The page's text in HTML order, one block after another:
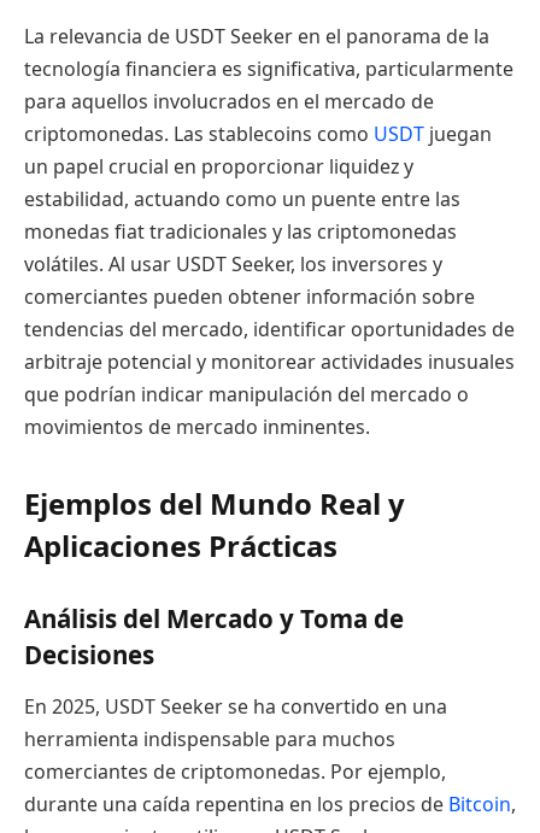
La relevancia de USDT Seeker en el panorama de la
tecnología financiera es significativa, particularmente
para aquellos involucrados en el mercado de
criptomonedas. Las stablecoins como USDT juegan
un papel crucial en proporcionar liquidez y
estabilidad, actuando como un puente entre las
monedas fiat tradicionales y las criptomonedas
volátiles. Al usar USDT Seeker, los inversores y
comerciantes pueden obtener información sobre
tendencias del mercado, identificar oportunidades de
arbitraje potencial y monitorear actividades inusuales
que podrían indicar manipulación del mercado o
movimientos de mercado inminentes.
Ejemplos del Mundo Real y
Aplicaciones Prácticas
Análisis del Mercado y Toma de
Decisiones
En 2025, USDT Seeker se ha convertido en una
herramienta indispensable para muchos
comerciantes de criptomonedas. Por ejemplo,
durante una caída repentina en los precios de Bitcoin,